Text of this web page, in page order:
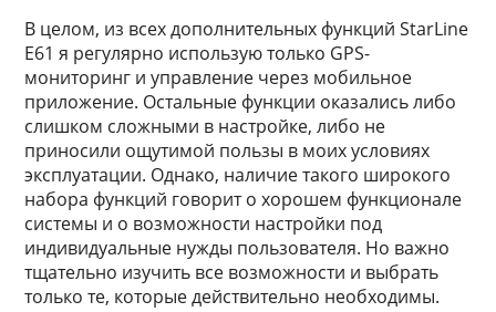
В целом, из всех дополнительных функций StarLine
E61 я регулярно использую только GPS-
мониторинг и управление через мобильное
приложение. Остальные функции оказались либо
слишком сложными в настройке, либо не
приносили ощутимой пользы в моих условиях
эксплуатации. Однако, наличие такого широкого
набора функций говорит о хорошем функционале
системы и о возможности настройки под
индивидуальные нужды пользователя. Но важно
тщательно изучить все возможности и выбрать
только те, которые действительно необходимы.